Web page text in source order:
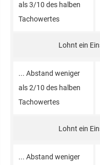
als 3/10 des halben
Tacho­wertes
... Abstand weniger
als 2/10 des halben
Tacho­wertes
... Abstand weniger